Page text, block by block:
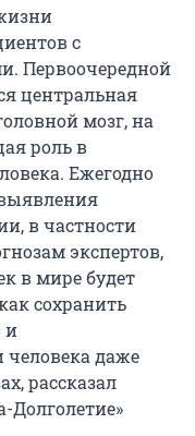
с
Первоочередной
центральная
мозг, на
роль в
Ежегодно
в частности
экспертов,
в мире будет
сохранить
и
человека даже
рассказал
Долголетие»